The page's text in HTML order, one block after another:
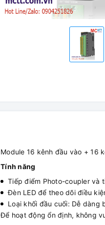
Module 16 kênh đầu vào + 16
Tính năng
Tiếp điểm Photo-coupler và
Đèn LED để theo dõi điều
Loại khối đầu cuối: Dễ dàng
Để hoạt động ổn định, không